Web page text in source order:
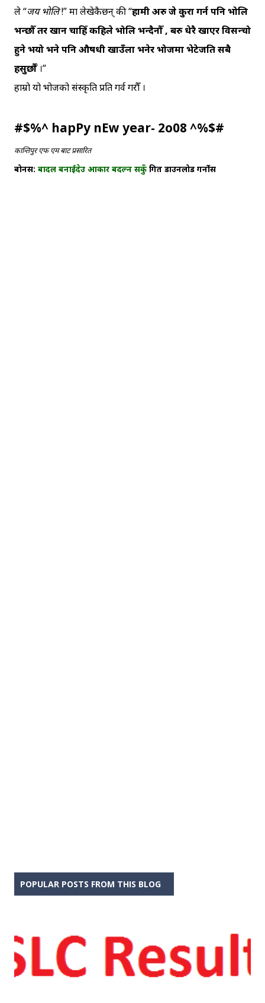
ले “जय भोलि!” मा लेखेकैछन् की “हामी अरु जे कुरा गर्न पनि भोलि
भन्छौँ तर खान चाहिँ कहिले भोलि भन्दैनौँ , बरु धेरै खाएर विसन्चो
हुने भयो भने पनि औषधी खाउँला भनेर भोजमा भेटेजति सबै
हसुर्छौँ ।”
हाम्रो यो भोजको संस्कृति प्रति गर्व गरौँ ।
#$%^ hapPy nEw year- 2o08 ^%$#
कान्तिपुर एफ एम बाट प्रसारित
बोनस: बादल बनाईदेउ आकार बदल्न सकुँ गित डाउनलोड गर्नोस
POPULAR POSTS FROM THIS BLOG